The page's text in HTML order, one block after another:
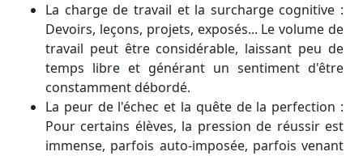
La charge de travail et la surcharge cognitive :
Devoirs, leçons, projets, exposés... Le volume de
travail peut être considérable, laissant peu de
temps libre et générant un sentiment d'être
constamment débordé.
La peur de l'échec et la quête de la perfection :
Pour certains élèves, la pression de réussir est
immense, parfois auto-imposée, parfois venant